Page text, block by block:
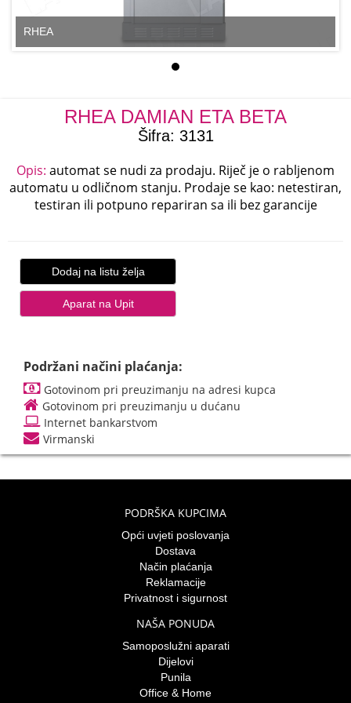
RHEA
RHEA DAMIAN ETA BETA
Šifra: 3131
Opis: automat se nudi za prodaju. Riječ je o rabljenom
automatu u odličnom stanju. Prodaje se kao: netestiran,
testiran ili potpuno repariran sa ili bez garancije
Dodaj na listu želja
Aparat na Upit
Podržani načini plaćanja:
Gotovinom pri preuzimanju na adresi kupca
Gotovinom pri preuzimanju u dućanu
Internet bankarstvom
Virmanski
PODRŠKA KUPCIMA
Opći uvjeti poslovanja
Dostava
Način plaćanja
Reklamacije
Privatnost i sigurnost
NAŠA PONUDA
Samoposlužni aparati
Dijelovi
Punila
Office & Home